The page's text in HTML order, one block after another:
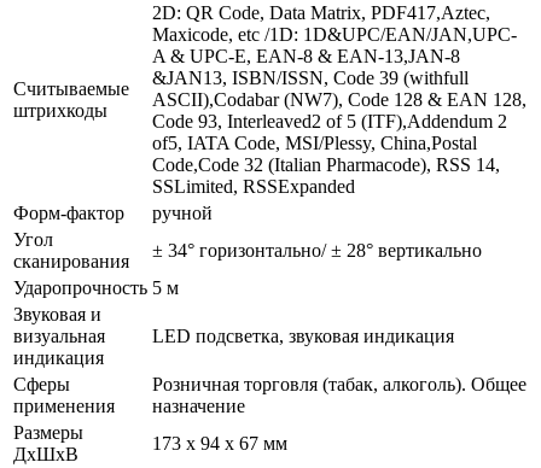
Считываемые
штрихкоды
2D: QR Code, Data Matrix, PDF417,Aztec,
Maxicode, etc /1D: 1D&UPC/EAN/JAN,UPC-
A & UPC-E, EAN-8 & EAN-13,JAN-8
&JAN13, ISBN/ISSN, Code 39 (withfull
ASCII),Codabar (NW7), Code 128 & EAN 128,
Code 93, Interleaved2 of 5 (ITF),Addendum 2
of5, IATA Code, MSI/Plessy, China,Postal
Code,Code 32 (Italian Pharmacode), RSS 14,
SSLimited, RSSExpanded
Форм-фактор
ручной
Угол
сканирования
± 34° горизонтально/ ± 28° вертикально
Ударопрочность 5 м
Звуковая и
визуальная
индикация
LED подсветка, звуковая индикация
Сферы
применения
Розничная торговля (табак, алкоголь). Общее
назначение
Размеры
ДхШхВ
173 x 94 x 67 мм